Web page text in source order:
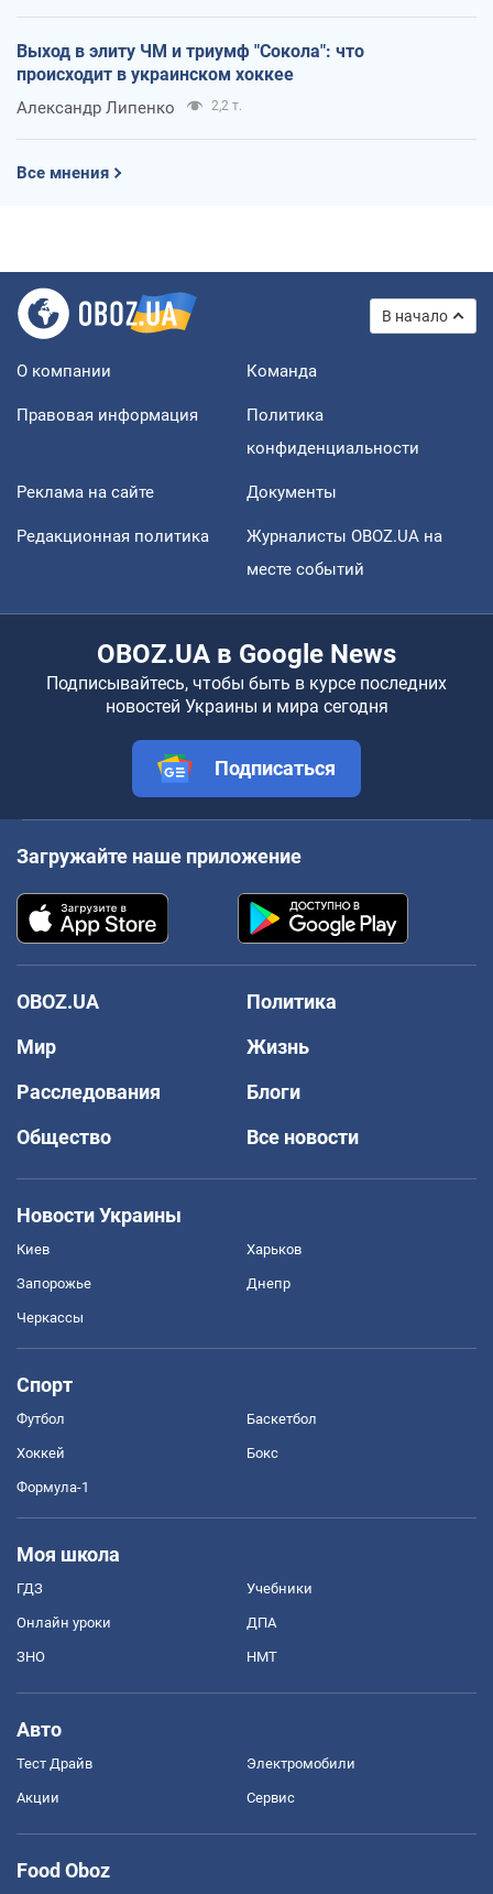
Выход в элиту ЧМ и триумф "Сокола": что
происходит в украинском хоккее
Александр Липенко 2,2 т.
Все мнения
В начало
О компании Команда
Правовая информация
Политика
конфиденциальности
Реклама на сайте Документы
Редакционная политика
Журналисты OBOZ.UA на
месте событий
OBOZ.UA в Google News
Подписывайтесь, чтобы быть в курсе последних
новостей Украины и мира сегодня
Подписаться
Загружайте наше приложение
OBOZ.UA
Политика
Мир
Жизнь
Расследования
Блоги
Общество
Все новости
Новости Украины
Киев Харьков
Запорожье Днепр
Черкассы
Спорт
Футбол Баскетбол
Хоккей Бокс
Формула-1
Моя школа
ГДЗ Учебники
Онлайн уроки ДПА
ЗНО НМТ
Авто
Тест Драйв Электромобили
Акции Сервис
Food Oboz